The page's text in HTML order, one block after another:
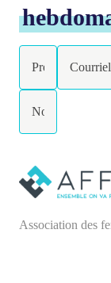
Association des